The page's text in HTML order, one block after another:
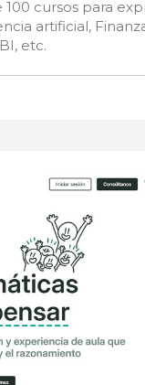
cursos para
artificial,
etc.